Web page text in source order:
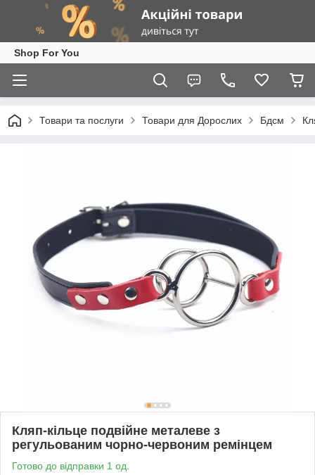
Shop For You
Товари та послуги Товари для Дорослих Бдсм
Кляп-кільце подвійне металеве з
регульованим чорно-червоним ремінцем
Готово до відправки 1 од.